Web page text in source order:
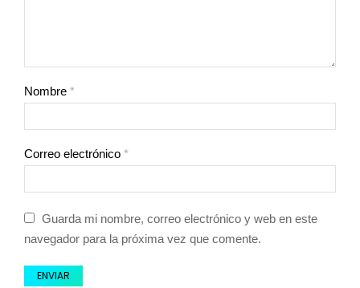
Nombre *
Correo electrónico *
Guarda mi nombre, correo electrónico y web en este
navegador para la próxima vez que comente.